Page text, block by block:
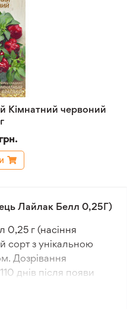
Кімнатний червоний
Лайлак Белл 0,25Г)
0,25 г (насіння
сорт з унікальною
Дозрівання
днів після появи